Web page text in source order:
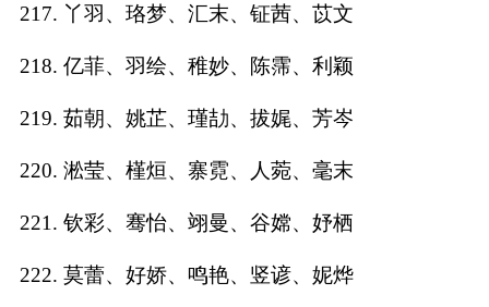
217. 丫羽、珞梦、汇末、钲茜、苡文
218. 亿菲、羽绘、稚妙、陈霈、利颖
219. 茹朝、姚芷、瑾劼、拔娓、芳岑
220. 淞莹、槿烜、寨霓、人菀、毫末
221. 钦彩、骞怡、翊曼、谷嫦、妤栖
222. 莫蕾、好娇、鸣艳、竖谚、妮烨